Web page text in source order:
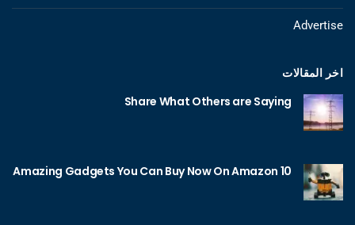
Advertise
اخر المقالات
Share What Others are Saying
10 Amazing Gadgets You Can Buy Now On Amazon